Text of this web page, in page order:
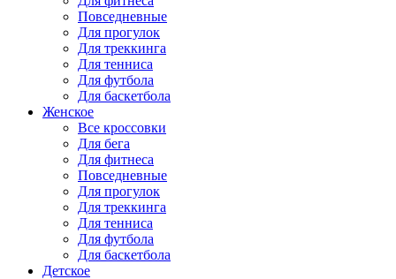
Повседневные
Для прогулок
Для треккинга
Для тенниса
Для футбола
Для баскетбола
Женское
Все кроссовки
Для бега
Для фитнеса
Повседневные
Для прогулок
Для треккинга
Для тенниса
Для футбола
Для баскетбола
Детское